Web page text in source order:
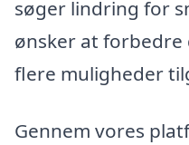
søger lindring for
ønsker at
flere muligheder
Gennem vores